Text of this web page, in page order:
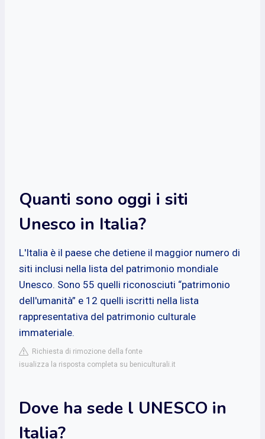
Quanti sono oggi i siti
Unesco in Italia?
L'Italia è il paese che detiene il maggior numero di
siti inclusi nella lista del patrimonio mondiale
Unesco. Sono 55 quelli riconosciuti “patrimonio
dell'umanità” e 12 quelli iscritti nella lista
rappresentativa del patrimonio culturale
immateriale.
Richiesta di rimozione della fonte
isualizza la risposta completa su beniculturali.it
Dove ha sede l UNESCO in
Italia?